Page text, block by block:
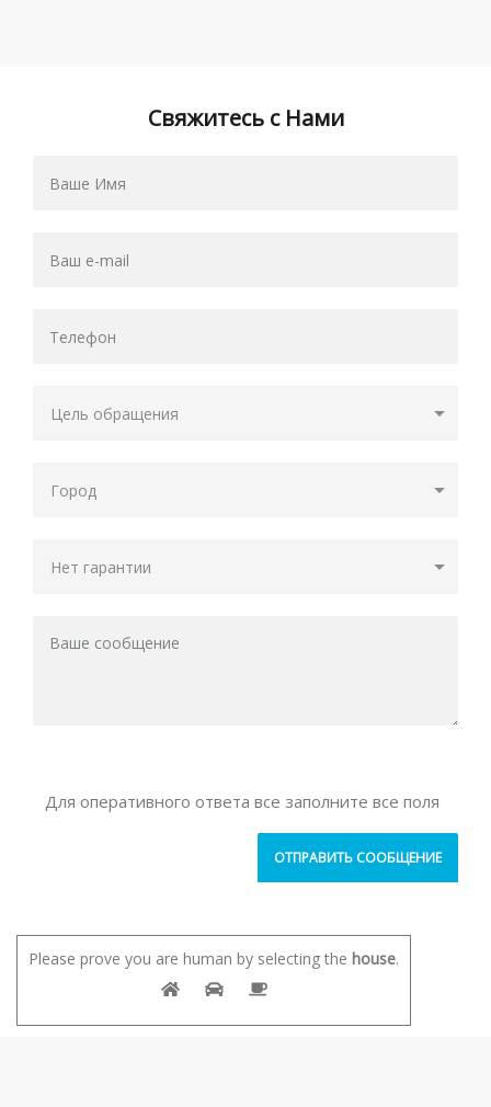
Свяжитесь с Нами
Для оперативного ответа все заполните все поля
Please prove you are human by selecting the house.